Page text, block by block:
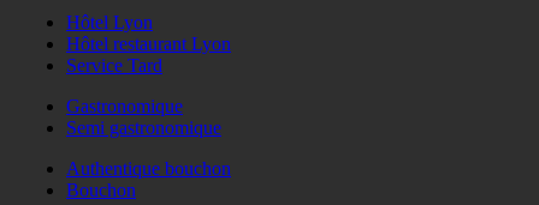
Hôtel Lyon
Hôtel restaurant Lyon
Service Tard
Gastronomique
Semi gastronomique
Authentique bouchon
Bouchon